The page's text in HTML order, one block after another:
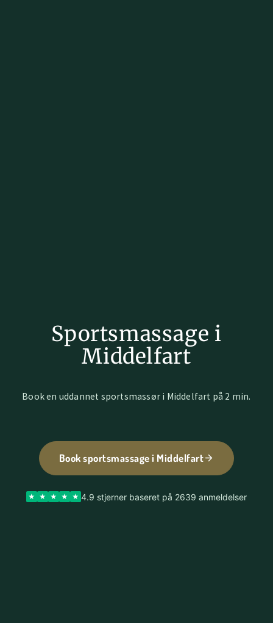
Sportsmassage i
Middelfart
Book en uddannet sportsmassør i Middelfart på 2 min.
Book sportsmassage i Middelfart
4.9 stjerner baseret på 2639 anmeldelser